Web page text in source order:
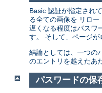
Basic 認証が指定され
る全ての画像を リロ
遅くなる程度はパスワ
す。 そして、ページが
結論としては、一つの
のエントリを越えたあ
パスワードの保